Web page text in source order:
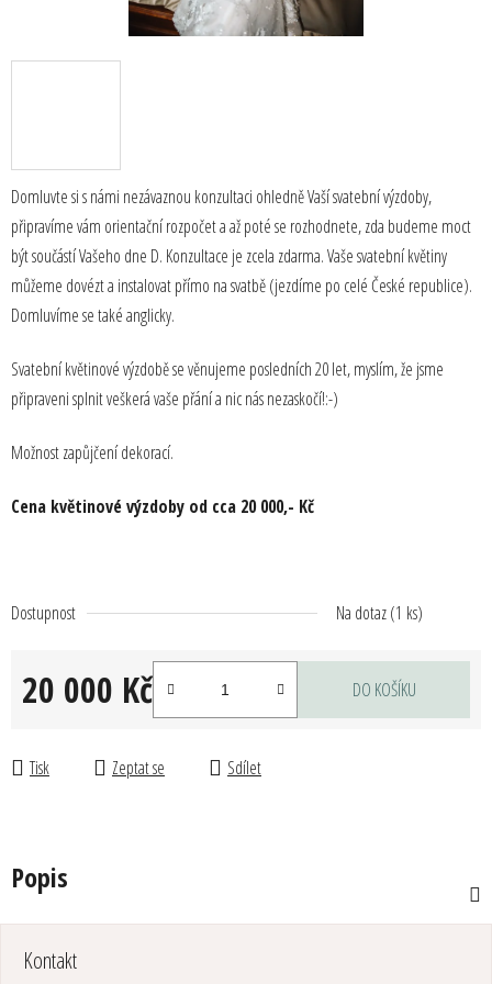
Domluvte si s námi nezávaznou konzultaci ohledně Vaší svatební výzdoby,
připravíme vám orientační rozpočet a až poté se rozhodnete, zda budeme moct
být součástí Vašeho dne D. Konzultace je zcela zdarma. Vaše svatební květiny
můžeme dovézt a instalovat přímo na svatbě (jezdíme po celé České republice).
Domluvíme se také anglicky.
Svatební květinové výzdobě se věnujeme posledních 20 let, myslím, že jsme
připraveni splnit veškerá vaše přání a nic nás nezaskočí!:-)
Možnost zapůjčení dekorací.
Cena květinové výzdoby od cca 20 000,- Kč
Dostupnost Na dotaz(1 ks)
20 000 Kč DO KOŠÍKU
Tisk Zeptat se Sdílet
Popis
Z
Kontakt